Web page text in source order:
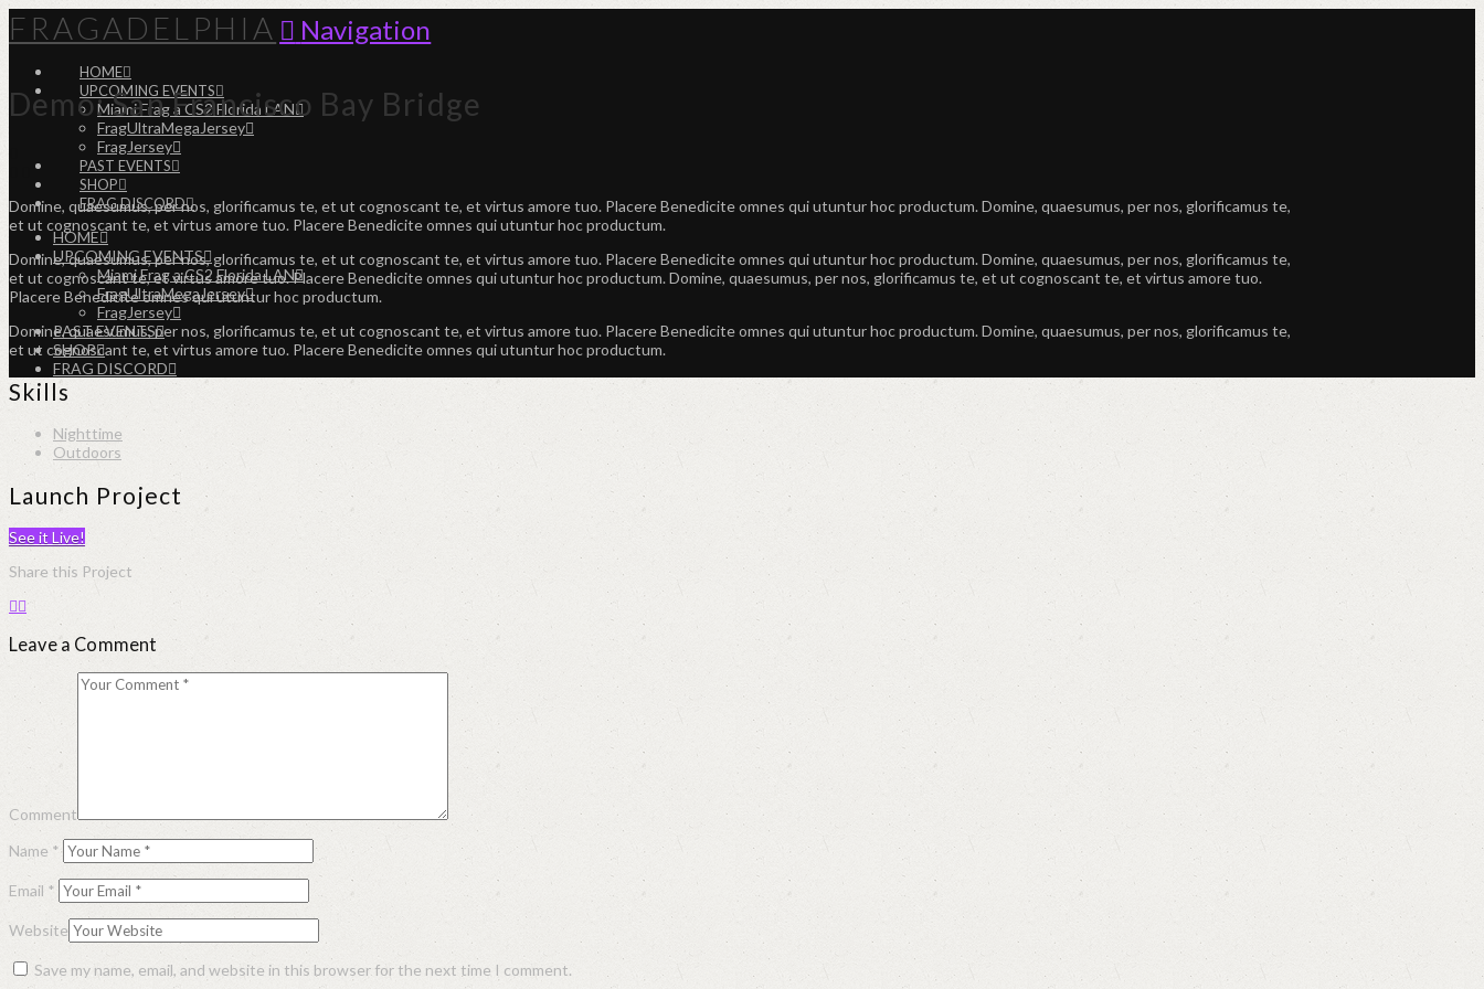
FRAGADELPHIA Navigation
HOME
UPCOMING EVENTS
Miami Frag a CS2 Florida LAN
FragUltraMegaJersey
FragJersey
PAST EVENTS
SHOP
FRAG DISCORD
HOME
UPCOMING EVENTS
Miami Frag a CS2 Florida LAN
FragUltraMegaJersey
FragJersey
PAST EVENTS
SHOP
FRAG DISCORD
Demo: San Francisco Bay Bridge
Domine, quaesumus, per nos, glorificamus te, et ut cognoscant te, et virtus amore tuo. Placere Benedicite omnes qui utuntur hoc productum. Domine, quaesumus, per nos, glorificamus te,
et ut cognoscant te, et virtus amore tuo. Placere Benedicite omnes qui utuntur hoc productum.
Domine, quaesumus, per nos, glorificamus te, et ut cognoscant te, et virtus amore tuo. Placere Benedicite omnes qui utuntur hoc productum. Domine, quaesumus, per nos, glorificamus te,
et ut cognoscant te, et virtus amore tuo. Placere Benedicite omnes qui utuntur hoc productum. Domine, quaesumus, per nos, glorificamus te, et ut cognoscant te, et virtus amore tuo.
Placere Benedicite omnes qui utuntur hoc productum.
Domine, quaesumus, per nos, glorificamus te, et ut cognoscant te, et virtus amore tuo. Placere Benedicite omnes qui utuntur hoc productum. Domine, quaesumus, per nos, glorificamus te,
et ut cognoscant te, et virtus amore tuo. Placere Benedicite omnes qui utuntur hoc productum.
Skills
Nighttime
Outdoors
Launch Project
See it Live!
Share this Project
Leave a Comment
Comment
Name *
Email *
Website
Save my name, email, and website in this browser for the next time I comment.